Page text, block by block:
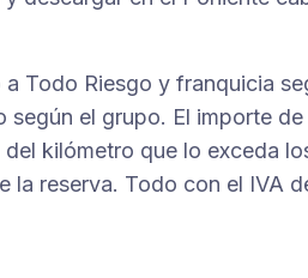
Todo Riesgo y franquicia
según el grupo. El importe
kilómetro que lo exceda
la reserva. Todo con el IVA